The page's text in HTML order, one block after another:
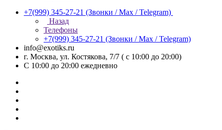
+7(999) 345-27-21 (Звонки / Max / Telegram)
Назад
Телефоны
+7(999) 345-27-21 (Звонки / Max / Telegram)
info@exotiks.ru
г. Москва, ул. Костякова, 7/7 ( с 10:00 до 20:00)
С 10:00 до 20:00 ежедневно